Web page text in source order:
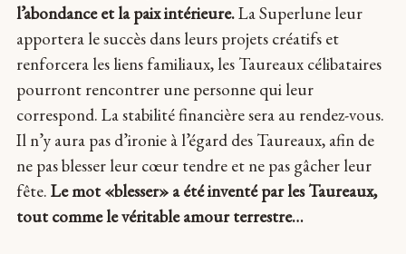
l’abondance et la paix intérieure.La Superlune leur
apportera le succès dans leurs projets créatifs et
renforcera les liens familiaux, les Taureaux célibataires
pourront rencontrer une personne qui leur
correspond. La stabilité financière sera au rendez-vous.
Il n’y aura pas d’ironie à l’égard des Taureaux, afin de
ne pas blesser leur cœur tendre et ne pas gâcher leur
fête. Le mot «blesser» a été inventé par les Taureaux,
tout comme le véritable amour terrestre…